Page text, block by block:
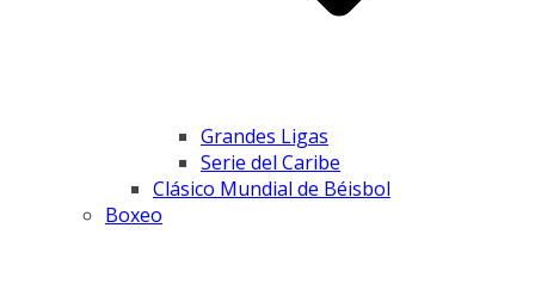
Grandes Ligas
Serie del Caribe
Clásico Mundial de Béisbol
Boxeo